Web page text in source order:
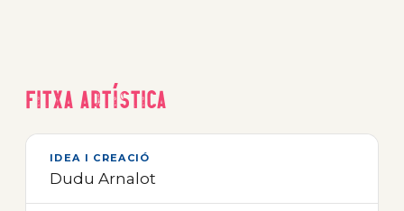
Fitxa artística
IDEA I CREACIÓ
Dudu Arnalot